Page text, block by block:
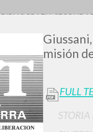
misión
FULL
BIBLIOGRAFIA